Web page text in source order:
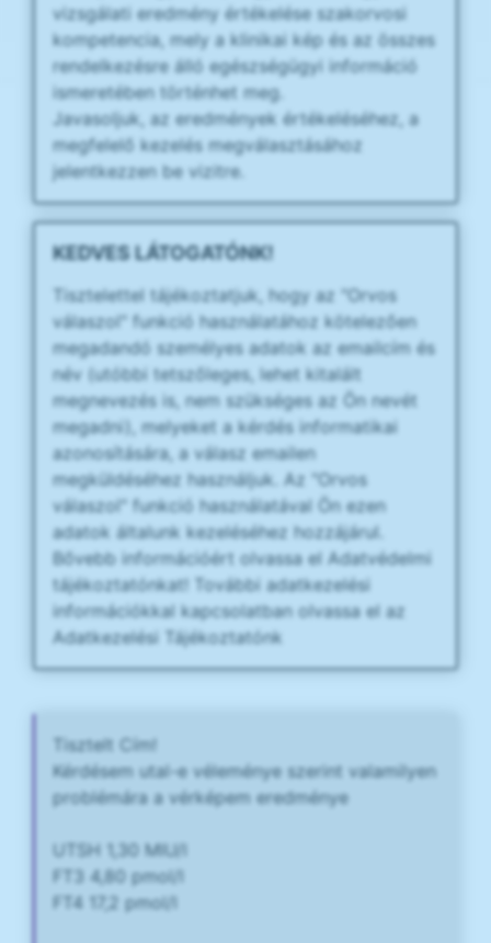
vizsgálati eredmény értékelése szakorvosi
kompetencia, mely a klinikai kép és az összes
rendelkezésre álló egészségügyi információ
ismeretében történhet meg.
Javasoljuk, az eredmények értékeléséhez, a
megfelelő kezelés megválasztásához
jelentkezzen be vizitre.
KEDVES LÁTOGATÓNK!
Tisztelettel tájékoztatjuk, hogy az "Orvos
válaszol" funkció használatához kötelezően
megadandó személyes adatok az emailcím és
név (utóbbi tetszőleges, lehet kitalált
megnevezés is, nem szükséges az Ön nevét
megadni), melyeket a kérdés informatikai
azonosítására, a válasz emailen
megküldéséhez használjuk. Az "Orvos
válaszol" funkció használatával Ön ezen
adatok általunk kezeléséhez hozzájárul.
Bővebb információért olvassa el Adatvédelmi
tájékoztatónkat! További adatkezelési
információkkal kapcsolatban olvassa el az
Adatkezelési Tájékoztatónk
Tisztelt Cím!
Kérdésem utal-e véleménye szerint valamilyen
problémára a vérképem eredménye
UTSH 1,30 MIU/l
FT3 4,80 pmol/l
FT4 17,2 pmol/l